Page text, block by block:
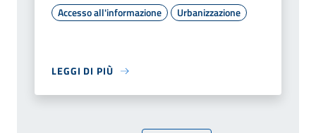
Accesso all'informazione Urbanizzazione
LEGGI DI PIÙ